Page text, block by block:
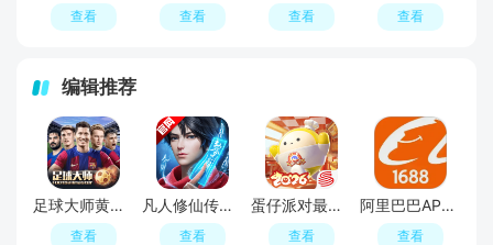
查看 查看 查看 查看
编辑推荐
足球大师黄金一代手游
查看
凡人修仙传人界篇手游2026最新版
查看
蛋仔派对最新版
查看
阿里巴巴APP2026官方版
查看